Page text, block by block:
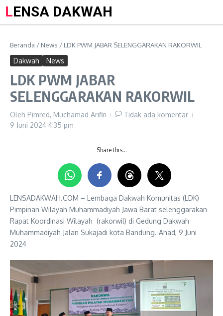
LENSA DAKWAH
Beranda / News / LDK PWM JABAR SELENGGARAKAN RAKORWIL
Dakwah News
LDK PWM JABAR
SELENGGARAKAN RAKORWIL
Oleh Pimred, Muchamad Arifin
Tidak ada komentar
9 Juni 2024 4:35 pm
Share this…
LENSADAKWAH.COM – Lembaga Dakwah Komunitas (LDK)
Pimpinan Wilayah Muhammadiyah Jawa Barat selenggarakan
Rapat Koordinasi Wilayah (rakorwil) di Gedung Dakwah
Muhammadiyah Jalan Sukajadi kota Bandung. Ahad, 9 Juni
2024